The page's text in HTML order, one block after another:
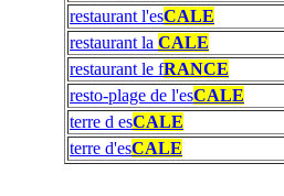
restaurant l'esCALE
restaurant la CALE
restaurant le fRANCE
resto-plage de l'esCALE
terre d esCALE
terre d'esCALE